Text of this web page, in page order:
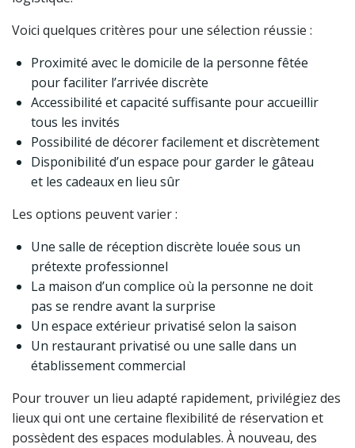
Voici quelques critères pour une sélection réussie :
Proximité avec le domicile de la personne fêtée
pour faciliter l’arrivée discrète
Accessibilité et capacité suffisante pour accueillir
tous les invités
Possibilité de décorer facilement et discrètement
Disponibilité d’un espace pour garder le gâteau
et les cadeaux en lieu sûr
Les options peuvent varier :
Une salle de réception discrète louée sous un
prétexte professionnel
La maison d’un complice où la personne ne doit
pas se rendre avant la surprise
Un espace extérieur privatisé selon la saison
Un restaurant privatisé ou une salle dans un
établissement commercial
Pour trouver un lieu adapté rapidement, privilégiez des
lieux qui ont une certaine flexibilité de réservation et
possèdent des espaces modulables. À nouveau, des